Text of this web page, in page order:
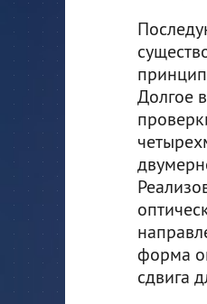
Долгое
форма
сдвига